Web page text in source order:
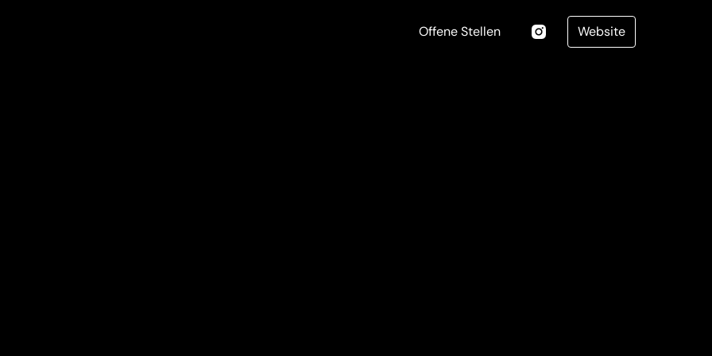
Offene Stellen Website